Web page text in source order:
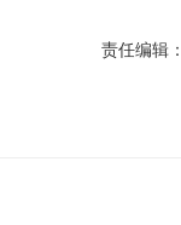
责任编辑